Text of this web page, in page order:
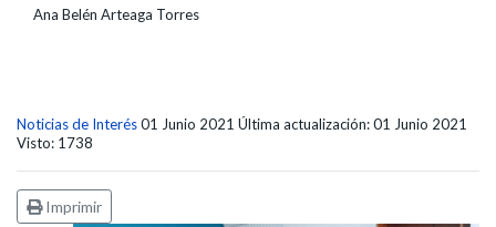
Ana Belén Arteaga Torres
Noticias de Interés01 Junio 2021 Última actualización: 01 Junio 2021
Visto: 1738
Imprimir